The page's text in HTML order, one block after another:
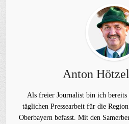
Anton
Als freier Journalist bin ich
täglichen Pressearbeit für die
Oberbayern befasst. Mit den